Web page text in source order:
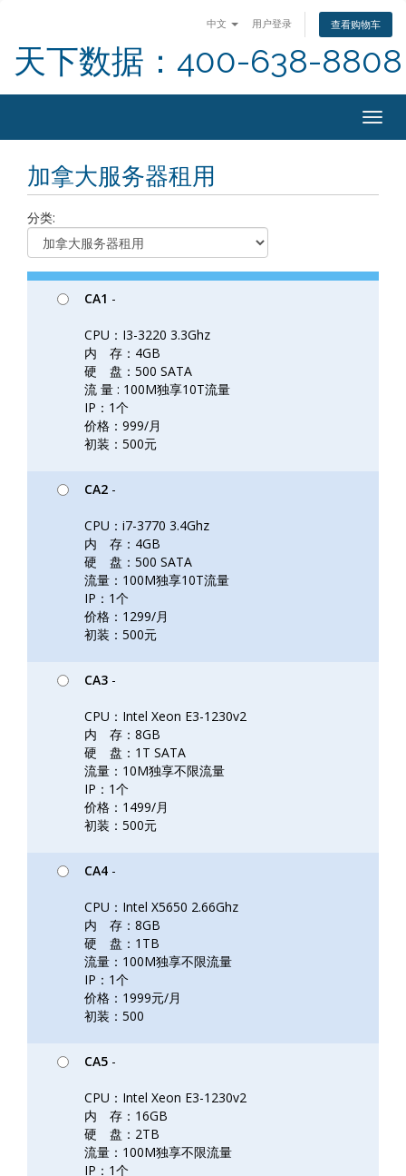
中文 用户登录 查看购物车
天下数据：400-638-8808
加拿大服务器租用
分类:
CA1 -
CPU：I3-3220 3.3Ghz
内 存：4GB
硬 盘：500 SATA
流 量 : 100M独享10T流量
IP：1个
价格：999/月
初装：500元
CA2 -
CPU：i7-3770 3.4Ghz
内 存：4GB
硬 盘：500 SATA
流量：100M独享10T流量
IP：1个
价格：1299/月
初装：500元
CA3 -
CPU：Intel Xeon E3-1230v2
内 存：8GB
硬 盘：1T SATA
流量：10M独享不限流量
IP：1个
价格：1499/月
初装：500元
CA4 -
CPU：Intel X5650 2.66Ghz
内 存：8GB
硬 盘：1TB
流量：100M独享不限流量
IP：1个
价格：1999元/月
初装：500
CA5 -
CPU：Intel Xeon E3-1230v2
内 存：16GB
硬 盘：2TB
流量：100M独享不限流量
IP：1个